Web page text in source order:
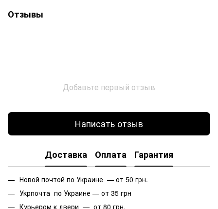
Отзывы
Добавьте первый отзыв
Написать отзыв
Доставка Оплата Гарантия
Новой почтой по Украине — от 50 грн.
Укрпочта по Украине — от 35 грн
Курьером к двери — от 80 грн.